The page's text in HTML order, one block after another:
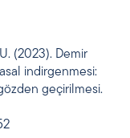
(2023). Demir
indirgenmesi:
geçirilmesi.